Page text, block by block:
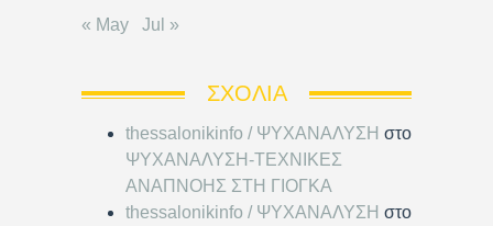
« May Jul »
ΣΧΌΛΙΑ
thessalonikinfo / ΨΥΧΑΝΑΛΥΣΗ στο
ΨΥΧΑΝΑΛΥΣΗ-ΤΕΧΝΙΚΕΣ
ΑΝΑΠΝΟΗΣ ΣΤΗ ΓΙΟΓΚΑ
thessalonikinfo / ΨΥΧΑΝΑΛΥΣΗ στο